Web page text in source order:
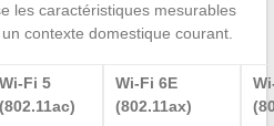
les caractéristiques mesurables
contexte domestique courant.
Wi-Fi 5
(802.11ac)
Wi-Fi 6E
(802.11ax)